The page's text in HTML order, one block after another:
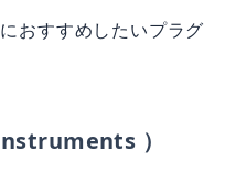
おすすめしたいプラグ
）